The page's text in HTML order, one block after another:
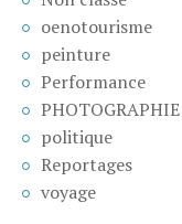
oenotourisme
peinture
Performance
PHOTOGRAPHIE
politique
Reportages
voyage